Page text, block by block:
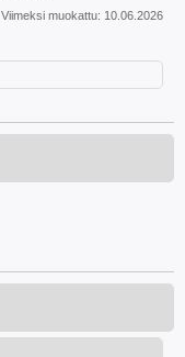
Viimeksi muokattu: 10.06.2026